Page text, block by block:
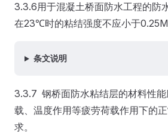
3.3.6用于混凝土桥面防水工程的防
在23℃时的粘结强度不应小于
条文说明
3.3.7 钢桥面防水粘结层的材料性
载、温度作用等疲劳荷载作用下的
求。